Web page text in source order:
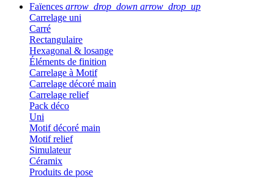
Faïences arrow_drop_down arrow_drop_up
Carrelage uni
Carré
Rectangulaire
Hexagonal & losange
Éléments de finition
Carrelage à Motif
Carrelage décoré main
Carrelage relief
Pack déco
Uni
Motif décoré main
Motif relief
Simulateur
Céramix
Produits de pose